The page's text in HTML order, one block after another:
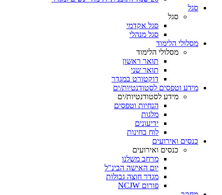
סגל
סגל
סגל אקדמי
סגל מנהלי
מסלולי הלימוד
מסלולי הלימוד
תואר ראשון
תואר שני
דוקטורט במגדר
מידע וטפסים לסטודנטיות/ים
מידע לסטודנטיות/ים
הנחיות וטפסים
מלגות
ידיעונים
לוח בחינות
כנסים ואירועים
כנסים ואירועים
מרחב משלנו
יום האישה הבינ"ל
מגדר חוצה גבולות
פורום NCJW